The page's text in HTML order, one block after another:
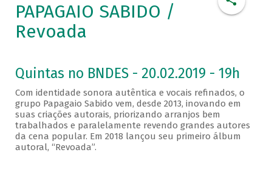
PAPAGAIO SABIDO /
Revoada
Quintas no BNDES - 20.02.2019 - 19h
Com identidade sonora autêntica e vocais refinados, o
grupo Papagaio Sabido vem, desde 2013, inovando em
suas criações autorais, priorizando arranjos bem
trabalhados e paralelamente revendo grandes autores
da cena popular. Em 2018 lançou seu primeiro álbum
autoral, “Revoada”.